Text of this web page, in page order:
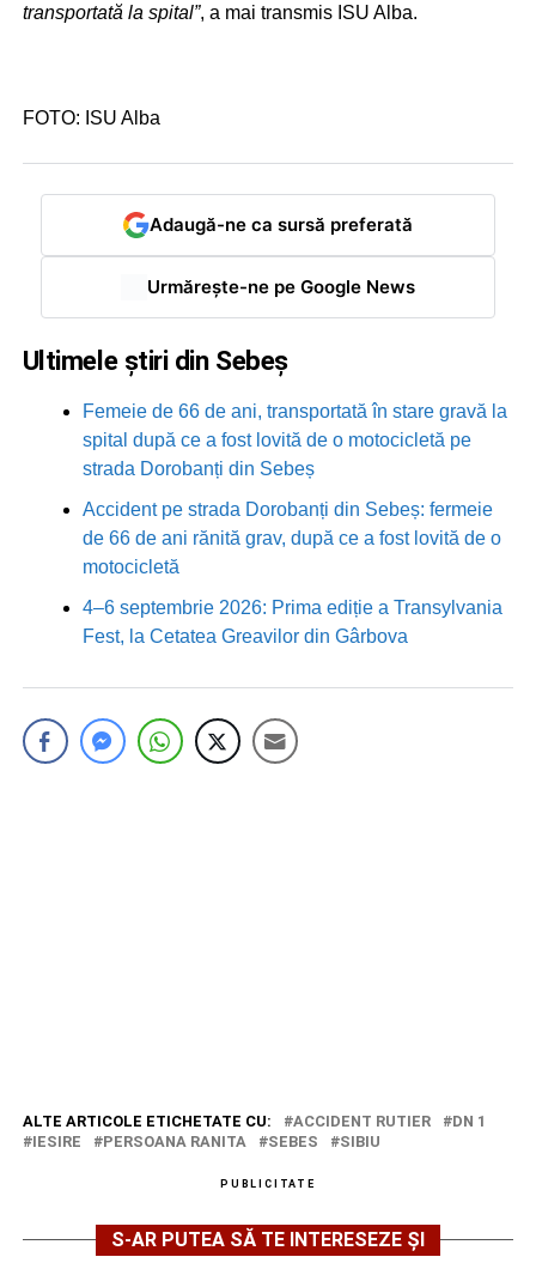
transportată la spital”, a mai transmis ISU Alba.
FOTO: ISU Alba
Adaugă-ne ca sursă preferată
Urmărește-ne pe Google News
Ultimele știri din Sebeș
Femeie de 66 de ani, transportată în stare gravă la
spital după ce a fost lovită de o motocicletă pe
strada Dorobanți din Sebeș
Accident pe strada Dorobanți din Sebeș: fermeie
de 66 de ani rănită grav, după ce a fost lovită de o
motocicletă
4–6 septembrie 2026: Prima ediție a Transylvania
Fest, la Cetatea Greavilor din Gârbova
ALTE ARTICOLE ETICHETATE CU: ACCIDENT RUTIER
DN 1
IESIRE
PERSOANA RANITA SEBES SIBIU
PUBLICITATE
S-AR PUTEA SĂ TE INTERESEZE ȘI